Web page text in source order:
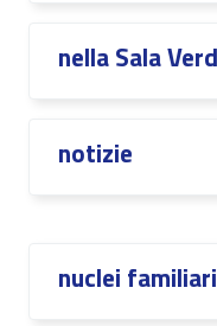
nella Sala
notizie
nuclei